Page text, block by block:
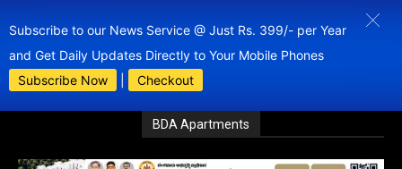
Subscribe to our News Service @ Just Rs. 399/- per Year
and Get Daily Updates Directly to Your Mobile Phones
Subscribe Now
Checkout
BDA Apartments